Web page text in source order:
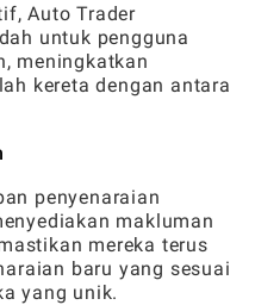
Auto Trader
untuk pengguna
meningkatkan
kereta dengan antara
penyenaraian
makluman
mereka terus
baru yang sesuai
yang unik.